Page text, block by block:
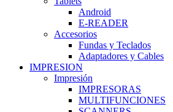
Android
E-READER
Accesorios
Fundas y Teclados
Adaptadores y Cables
IMPRESION
Impresión
IMPRESORAS
MULTIFUNCIONES